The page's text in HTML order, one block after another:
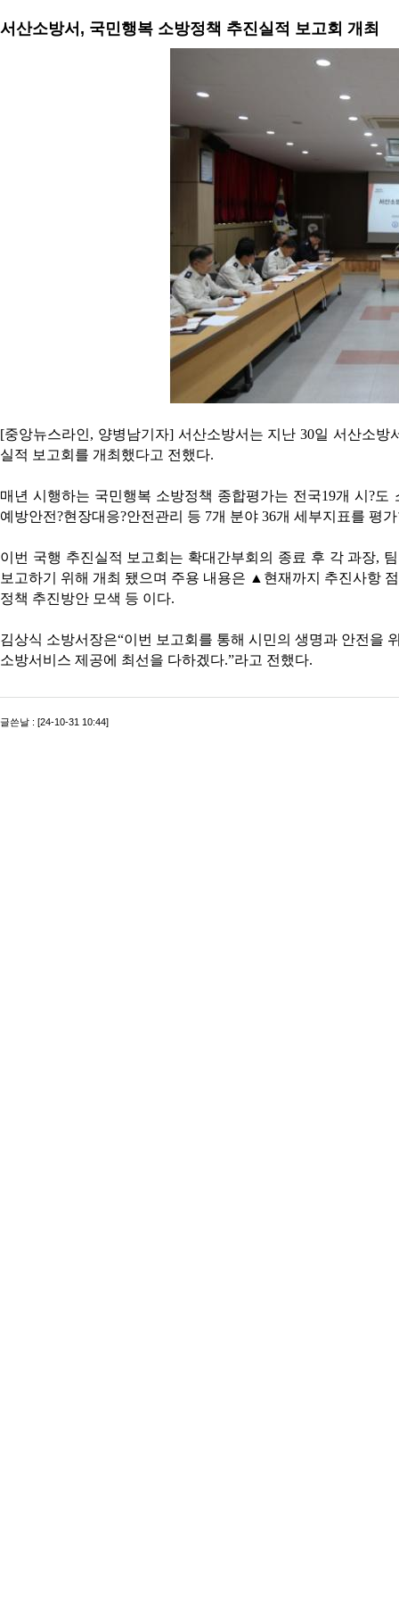
서산소방서, 국민행복 소방정책 추진실적 보고회 개최
[중앙뉴스라인, 양병남기자] 서산소방서는 지난 30일 서산소
실적 보고회를 개최했다고 전했다.
매년 시행하는 국민행복 소방정책 종합평가는 전국19개 시?
예방안전?현장대응?안전관리 등 7개 분야 36개 세부지표를 평
이번 국행 추진실적 보고회는 확대간부회의 종료 후 각 과장,
보고하기 위해 개최 됐으며 주용 내용은 ▲현재까지 추진사항
정책 추진방안 모색 등 이다.
김상식 소방서장은“이번 보고회를 통해 시민의 생명과 안전을
소방서비스 제공에 최선을 다하겠다.”라고 전했다.
글쓴날 : [24-10-31 10:44]